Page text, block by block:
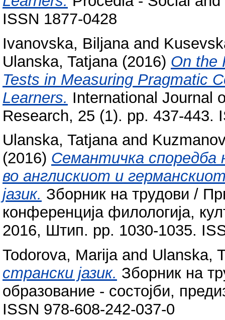
ISSN 1877-0428
Ivanovska, Biljanaand
Ulanska, Tatjana(2016) On the
Tests in Measuring Pragmatic
Learners. International Journal
Research, 25 (1). pp. 437-443.
Ulanska, Tatjanaand
(2016) Семантичка споредба
во англискиот и
јазик. Зборник на трудови /
конференција филологија,
2016, Штип. pp. 1030-1035.
Todorova, Marijaand Ulanska,
странски јазик. Зборник на
образование - состојби,
ISSN 978-608-242-037-0